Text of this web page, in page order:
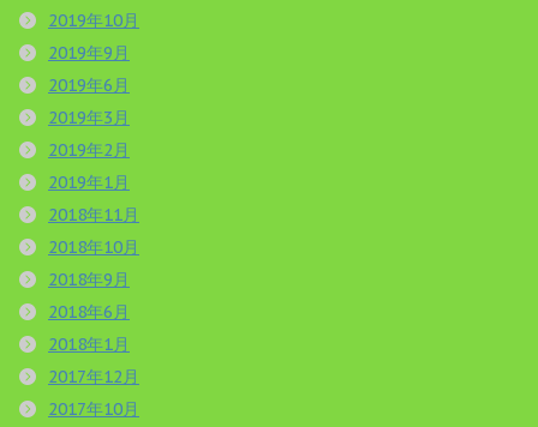
2019年10月
2019年9月
2019年6月
2019年3月
2019年2月
2019年1月
2018年11月
2018年10月
2018年9月
2018年6月
2018年1月
2017年12月
2017年10月